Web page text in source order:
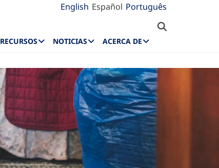
English Español Português
RECURSOS NOTICIAS ACERCA DE